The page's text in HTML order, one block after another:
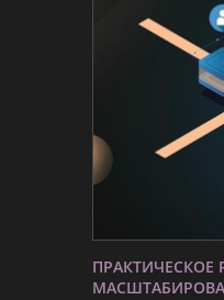
ПРАКТИЧЕСКОЕ